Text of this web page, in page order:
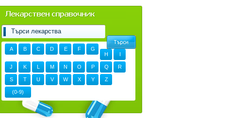
A B C D E F
G
H
I
J K L M N O P Q R
S T U V W X Y Z
(0-9)